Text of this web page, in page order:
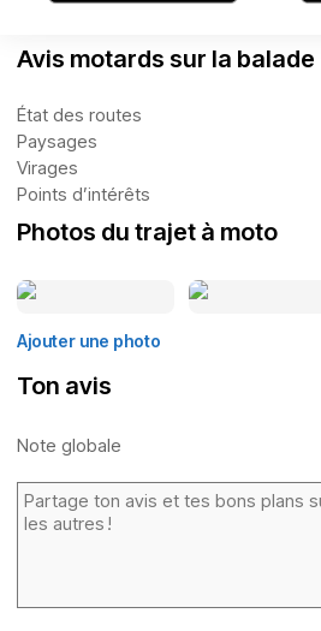
Avis motards sur la balade
État des routes
Paysages
Virages
Points d’intérêts
Photos du trajet à moto
Ajouter une photo
Ton avis
Note globale